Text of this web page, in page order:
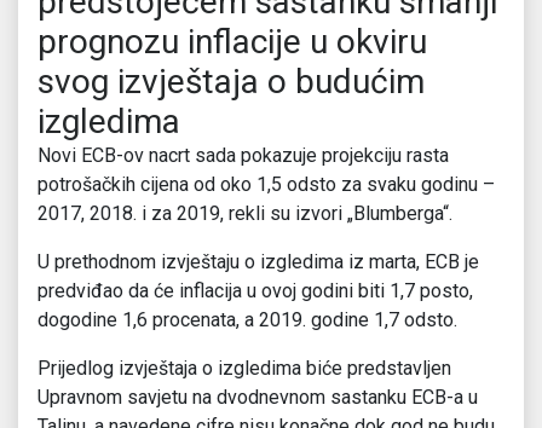
prognozu inflacije u okviru
svog izvještaja o budućim
izgledima
Novi ECB-ov nacrt sada pokazuje projekciju rasta
potrošačkih cijena od oko 1,5 odsto za svaku godinu –
2017, 2018. i za 2019, rekli su izvori „Blumberga“.
U prethodnom izvještaju o izgledima iz marta, ECB je
predviđao da će inflacija u ovoj godini biti 1,7 posto,
dogodine 1,6 procenata, a 2019. godine 1,7 odsto.
Prijedlog izvještaja o izgledima biće predstavljen
Upravnom savjetu na dvodnevnom sastanku ECB-a u